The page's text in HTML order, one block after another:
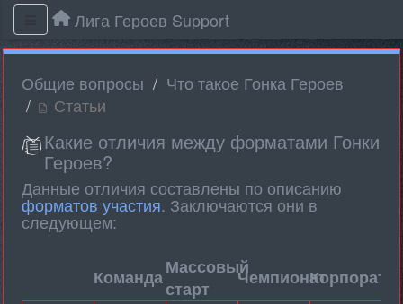
Лига Героев Support
Общие вопросы
Что такое Гонка Героев
Статьи
Какие отличия между форматами Гонки
Героев?
Данные отличия составлены по описанию
форматов участия. Заключаются они в
следующем:
КомандаМассовый
старт
Чемпионат